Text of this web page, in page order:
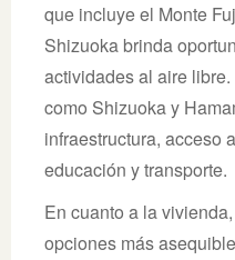
que incluye el Monte
Shizuoka brinda
actividades al aire
como Shizuoka y
infraestructura, acceso
educación y transporte.
En cuanto a la
opciones más